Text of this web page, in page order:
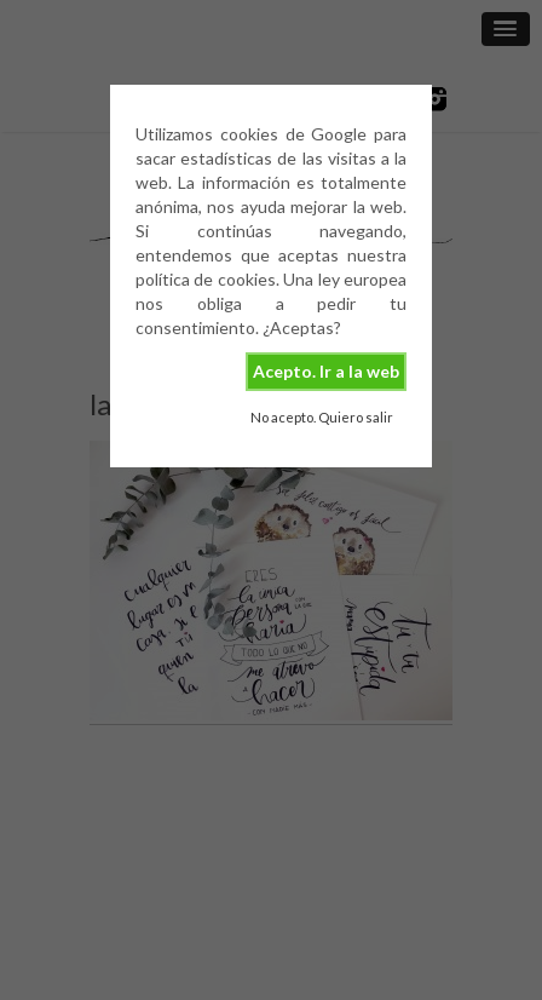
Utilizamos cookies de Google para
sacar estadísticas de las visitas a la
web. La información es totalmente
anónima, nos ayuda mejorar la web.
Si continúas navegando,
entendemos que aceptas nuestra
política de cookies. Una ley europea
nos obliga a pedir tu
consentimiento. ¿Aceptas?
Acepto. Ir a la web
No acepto. Quiero salir
laminas2